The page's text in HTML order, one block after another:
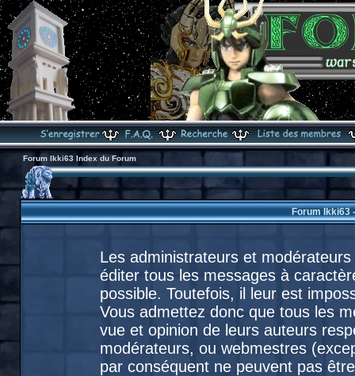
Forum Ikki63 Index du Forum
Forum Ikki63
Les administrateurs et
éditer tous les messages à
possible. Toutefois, il leur est
Vous admettez donc que tous les
vue et opinion de leurs auteurs
modérateurs, ou webmestres
par conséquent ne peuvent pas